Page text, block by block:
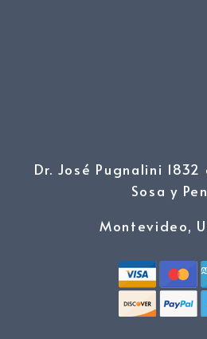
Dr. José Pugnalini
Sosa y
Montevideo,